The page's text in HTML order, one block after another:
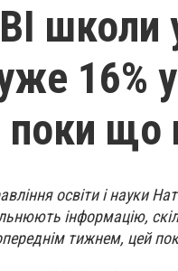
школи
16%
поки
освіти і науки
інформацію,
тижнем, цей